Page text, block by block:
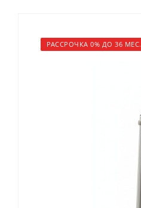
РАССРОЧКА 0% ДО 36 МЕС.